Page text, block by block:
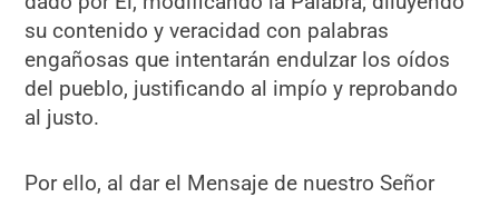
su contenido y veracidad con palabras
engañosas que intentarán endulzar los oídos
del pueblo, justificando al impío y reprobando
al justo.
Por ello, al dar el Mensaje de nuestro Señor